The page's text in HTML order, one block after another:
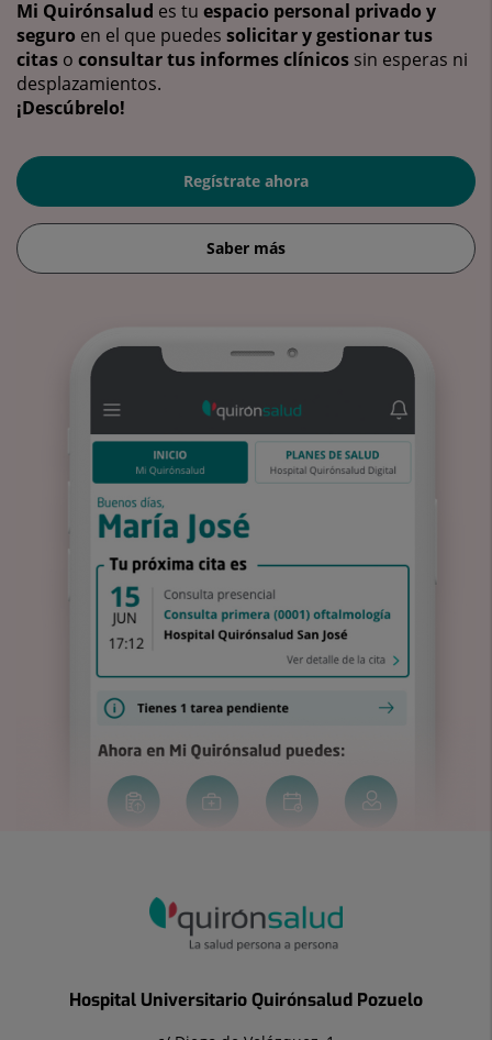
Mi Quirónsalud es tu espacio personal privado y
seguro en el que puedes solicitar y gestionar tus
citas o consultar tus informes clínicos sin esperas ni
desplazamientos.
¡Descúbrelo!
Regístrate ahora
Saber más
Hospital Universitario Quirónsalud Pozuelo